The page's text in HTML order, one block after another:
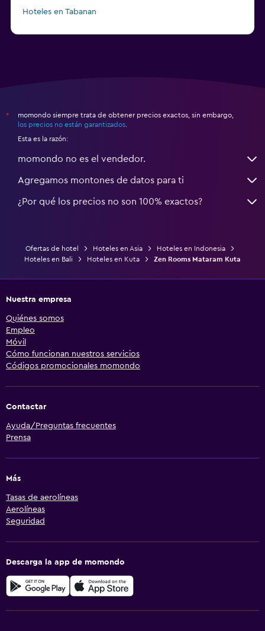
Hoteles en Tabanan
*
momondo siempre trata de obtener precios exactos, sin embargo,
los precios no están garantizados
Esta es la razón:
momondo no es el vendedor.
Agregamos montones de datos para ti
¿Por qué los precios no son 100% exactos?
Ofertas de hotel Hoteles en Asia
Hoteles en Indonesia
Hoteles en Bali
Hoteles en Kuta Zen Rooms Mataram Kuta
Nuestra empresa
Quiénes somos
Empleo
Móvil
Cómo funcionan nuestros servicios
Códigos promocionales momondo
Contactar
Ayuda/Preguntas frecuentes
Prensa
Más
Tasas de aerolíneas
Aerolíneas
Seguridad
Descarga la app de momondo